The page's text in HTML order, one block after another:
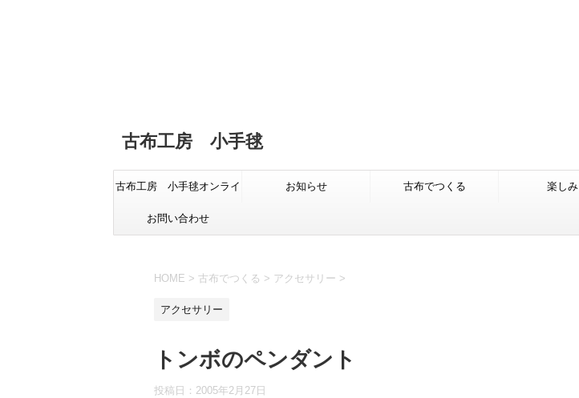
古布工房 小手毬
古布工房 小手毬オンライ
ンショップ
お知らせ 古布でつくる 楽しみ
お問い合わせ
HOME > 古布でつくる > アクセサリー >
アクセサリー
トンボのペンダント
投稿日： 2005年2月27日